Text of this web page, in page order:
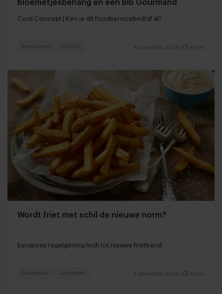
bloemetjesbehang en een Bib Gourmand
Cool Concept | Ken je dit foodservicebedrijf al?
4 november 2024 4 min
Restaurants Citytrip
Wordt friet met schil de nieuwe norm?
Europese regelgeving leidt tot nieuwe friettrend
3 november 2024 4 min
Fastservice Concepten